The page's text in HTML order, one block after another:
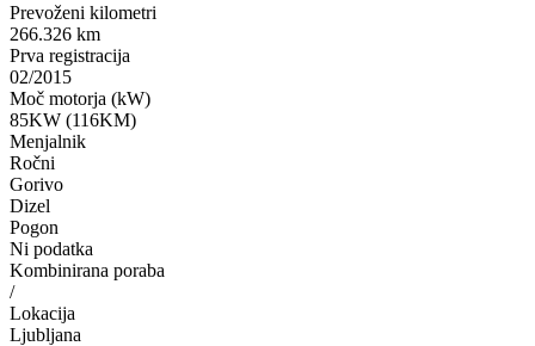
Prevoženi kilometri
266.326 km
Prva registracija
02/2015
Moč motorja (kW)
85KW (116KM)
Menjalnik
Ročni
Gorivo
Dizel
Pogon
Ni podatka
Kombinirana poraba
/
Lokacija
Ljubljana